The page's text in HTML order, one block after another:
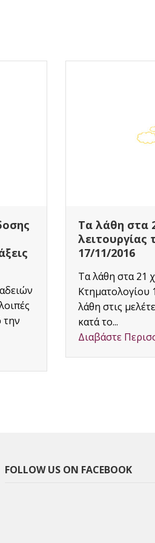
την
Τα λάθη στα
λειτουργίας
17/11/2016
Τα λάθη στα 21
λάθη στις
κατά το...
Διαβάστε
FOLLOW US ON FACEBOOK